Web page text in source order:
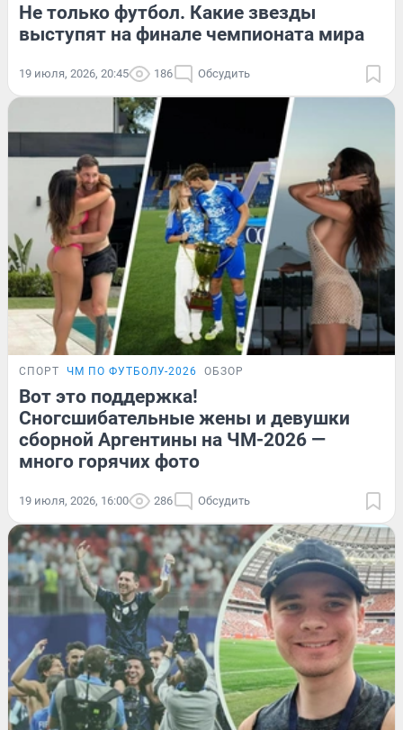
Не только футбол. Какие звезды
выступят на финале чемпионата мира
19 июля, 2026, 20:45 186 Обсудить
СПОРТ ЧМ ПО ФУТБОЛУ-2026 ОБЗОР
Вот это поддержка!
Сногсшибательные жены и девушки
сборной Аргентины на ЧМ-2026 —
много горячих фото
19 июля, 2026, 16:00 286 Обсудить